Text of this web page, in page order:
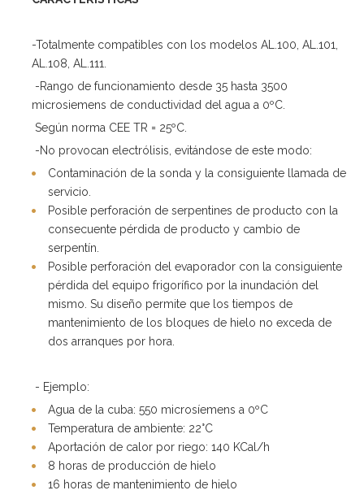
-Totalmente compatibles con los modelos AL.100, AL.101,
AL.108, AL.111.
-Rango de funcionamiento desde 35 hasta 3500
microsiemens de conductividad del agua a 0ºC.
Según norma CEE TR = 25ºC.
-No provocan electrólisis, evitándose de este modo:
Contaminación de la sonda y la consiguiente llamada de
servicio.
Posible perforación de serpentines de producto con la
consecuente pérdida de producto y cambio de
serpentín.
Posible perforación del evaporador con la consiguiente
pérdida del equipo frigorífico por la inundación del
mismo. Su diseño permite que los tiempos de
mantenimiento de los bloques de hielo no exceda de
dos arranques por hora.
- Ejemplo:
Agua de la cuba: 550 microsíemens a 0ºC
Temperatura de ambiente: 22°C
Aportación de calor por riego: 140 KCal/h
8 horas de producción de hielo
16 horas de mantenimiento de hielo